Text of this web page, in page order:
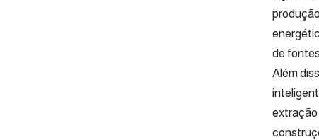
de
Além
extração